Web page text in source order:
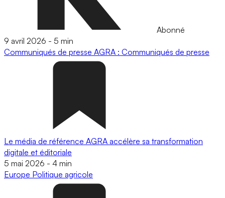
Abonné
9 avril 2026 - 5 min
Communiqués de presse AGRA : Communiqués de presse
Le média de référence AGRA accélère sa transformation
digitale et éditoriale
5 mai 2026 - 4 min
Europe Politique agricole